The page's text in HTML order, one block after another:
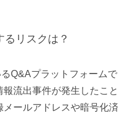
リスクは？
Q&Aプラットフォームで
流出事件が発生したこと
ールアドレスや暗号化済